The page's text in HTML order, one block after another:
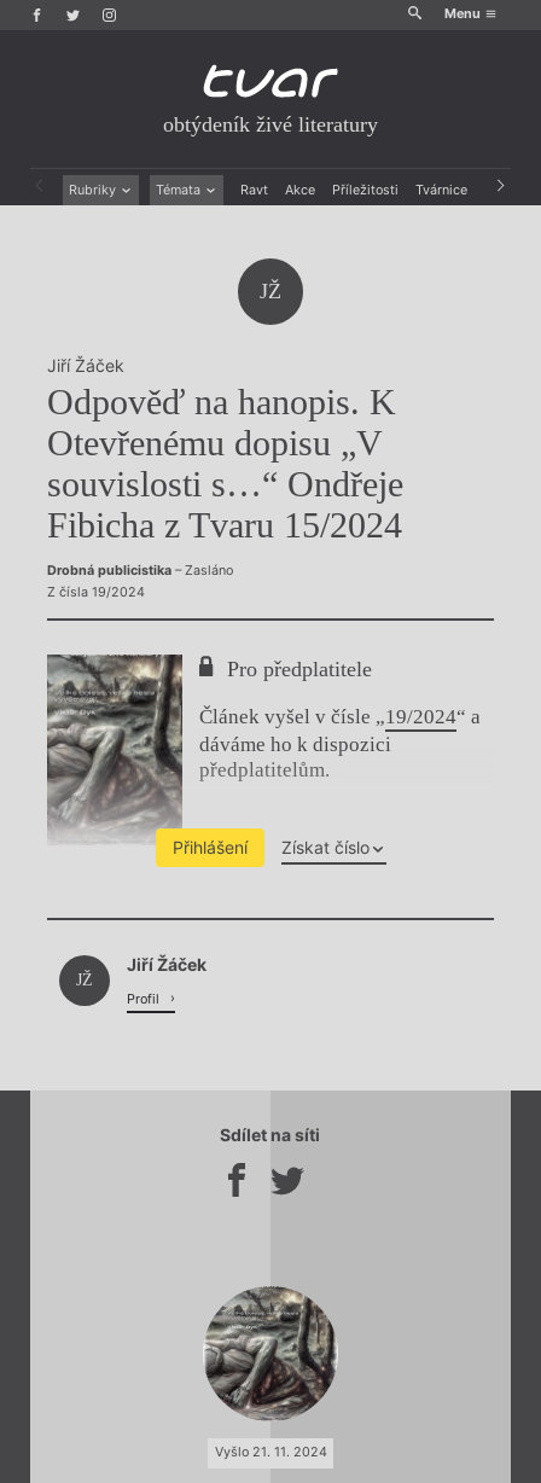
Menu
obtýdeník živé literatury
Rubriky Témata Ravt Akce Příležitosti Tvárnice Archiv
Rozhovory
Dokument
JŽ
Jiří Žáček
Odpověď na hanopis. K
Otevřenému dopisu „V
souvislosti s…“ Ondřeje
Fibicha z Tvaru 15/2024
Drobná publicistika– Zasláno
Z čísla 19/2024
Pro předplatitele
Článek vyšel v čísle „19/2024“ a
dáváme ho k dispozici
předplatitelům.
Přihlášení Získat číslo
Chviličku.
JŽ
Jiří Žáček
Profil
Sdílet na síti
Vyšlo 21. 11. 2024